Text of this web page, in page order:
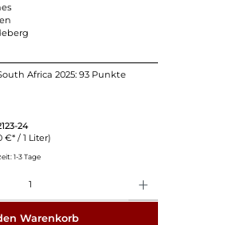
Africa 2025: 93 Punkte
24
€* / 1 Liter)
1-3 Tage
Warenkorb